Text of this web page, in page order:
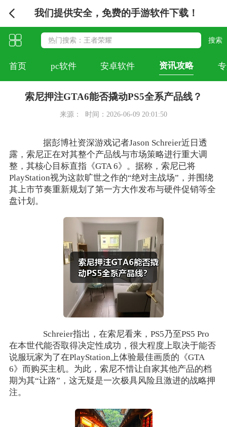
我们提供安全，免费的手游软件下载！
首页 pc软件 安卓软件 资讯攻略
索尼押注GTA6能否撬动PS5全系产品线？
来源： 时间：2026-06-09 20:01:50
据彭博社资深游戏记者Jason Schreier近日透
露，索尼正在对其整个产品线与市场策略进行重大调
整，其核心目标直指《GTA 6》。据称，索尼已将
PlayStation视为这款旷世之作的“绝对主战场”，并围绕
其上市节奏重新规划了第一方大作发布与硬件促销等全
盘计划。
Schreier指出，在索尼看来，PS5乃至PS5 Pro
在本世代能否取得决定性成功，很大程度上取决于能否
说服玩家为了在PlayStation上体验最佳画质的《GTA
6》而购买主机。为此，索尼不惜让自家其他产品的档
期为其“让路”，这无疑是一次极具风险且激进的战略押
注。